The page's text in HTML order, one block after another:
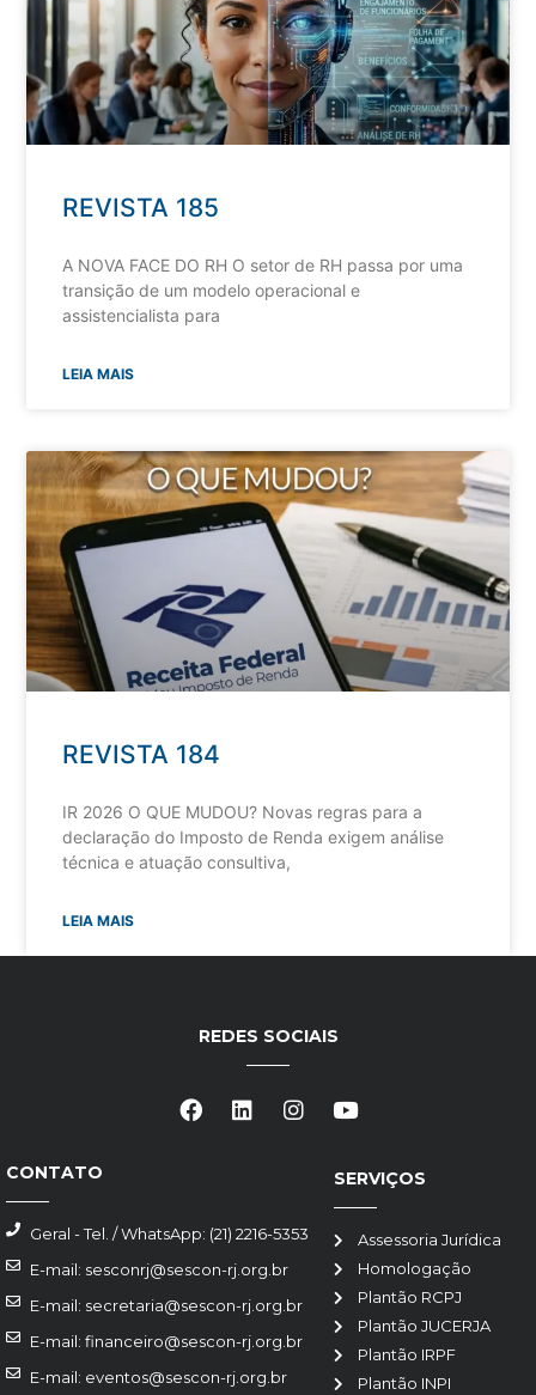
REVISTA 185
A NOVA FACE DO RH O setor de RH passa por uma
transição de um modelo operacional e
assistencialista para
LEIA MAIS
REVISTA 184
IR 2026 O QUE MUDOU? Novas regras para a
declaração do Imposto de Renda exigem análise
técnica e atuação consultiva,
LEIA MAIS
SERVIÇOS
Assessoria Jurídica
Homologação
Plantão RCPJ
Plantão JUCERJA
Plantão IRPF
Plantão INPI
CONTATO
Geral - Tel. / WhatsApp: (21) 2216-5353
E-mail: sesconrj@sescon-rj.org.br
E-mail: secretaria@sescon-rj.org.br
E-mail: financeiro@sescon-rj.org.br
E-mail: eventos@sescon-rj.org.br
REDES SOCIAIS